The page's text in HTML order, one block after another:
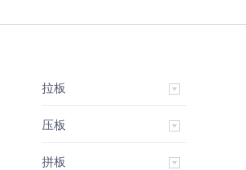
拉板
压板
拼板